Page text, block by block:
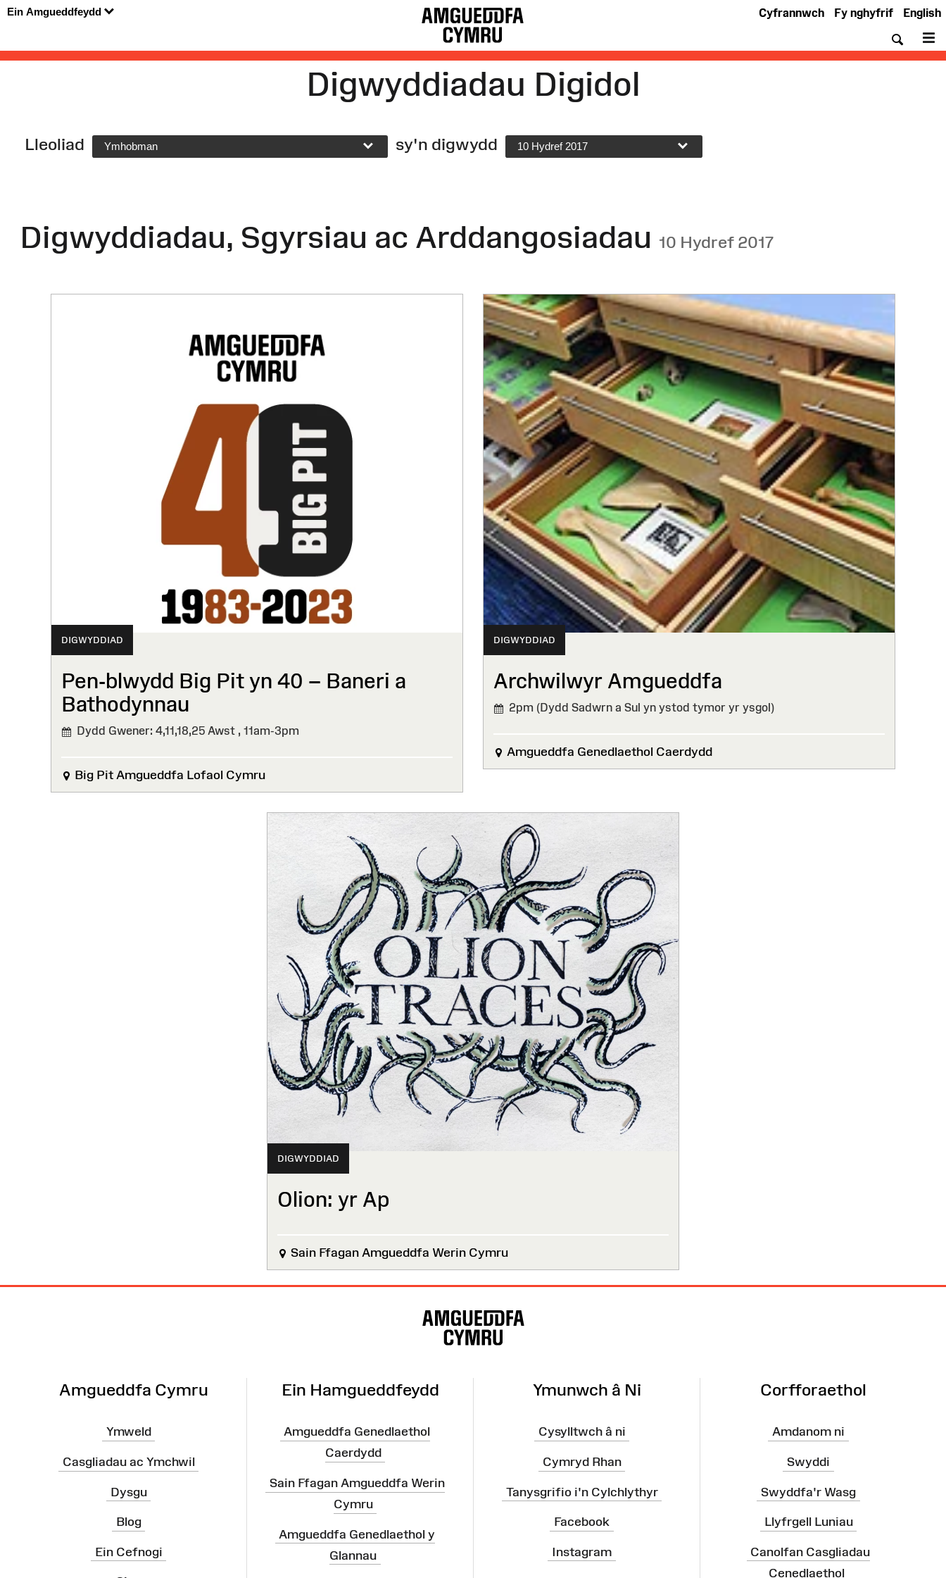
Ein Amgueddfeydd English
Fy nghyfrif
Cyfrannwch
Digwyddiadau Digidol
Lleoliad Ymhobman sy'n digwydd 10 Hydref 2017
Digwyddiadau, Sgyrsiau ac Arddangosiadau 10 Hydref 2017
DIGWYDDIAD
Pen-blwydd Big Pit yn 40 – Baneri a
Bathodynnau⁠ ⁠
Dydd Gwener: 4,11,18,25 Awst , 11am-3pm
Big Pit Amgueddfa Lofaol Cymru
DIGWYDDIAD
Archwilwyr Amgueddfa
2pm (Dydd Sadwrn a Sul yn ystod tymor yr ysgol)
Amgueddfa Genedlaethol Caerdydd
DIGWYDDIAD
Olion: yr Ap
Sain Ffagan Amgueddfa Werin Cymru
Amgueddfa Cymru
Ymweld
Casgliadau ac Ymchwil
Dysgu
Blog
Ein Cefnogi
Ein Hamgueddfeydd
Amgueddfa Genedlaethol
Caerdydd
Sain Ffagan Amgueddfa Werin
Cymru
Amgueddfa Genedlaethol y
Glannau
Ymunwch â Ni
Cysylltwch â ni
Cymryd Rhan
Tanysgrifio i'n Cylchlythyr
Facebook
Instagram
Corfforaethol
Amdanom ni
Swyddi
Swyddfa'r Wasg
Llyfrgell Luniau
Canolfan Casgliadau
Cenedlaethol